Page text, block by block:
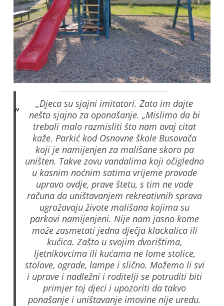
„Djeca su sjajni imitatori. Zato im dajte
nešto sjajno za oponašanje. „Mislimo da bi
trebali malo razmisliti što nam ovaj citat
kaže. Parkić kod Osnovne škole Busovača
koji je namijenjen za mališane skoro pa
uništen. Takve zovu vandalima koji očigledno
u kasnim noćnim satima vrijeme provode
upravo ovdje, prave štetu, s tim ne vode
računa da uništavanjem rekreativnih sprava
ugrožavaju živote mališana kojima su
parkovi namijenjeni. Nije nam jasno kome
može zasmetati jedna dječja klackalica ili
kućica. Zašto u svojim dvorištima,
ljetnikovcima ili kućama ne lome stolice,
stolove, ograde, lampe i slično. Možemo li svi
i uprave i nadležni i roditelji se potruditi biti
primjer toj djeci i upozoriti da takvo
ponašanje i uništavanje imovine nije uredu.